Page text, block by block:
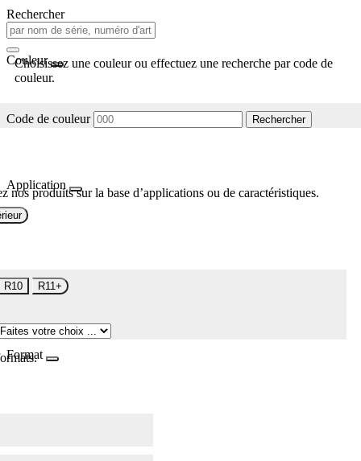
Rechercher
Couleur
Choisissez une couleur ou effectuez une recherche par code de
couleur.
Code de couleur Rechercher
Application
nos produits sur la base d’applications ou de caractéristiques.
R10 R11+
Format